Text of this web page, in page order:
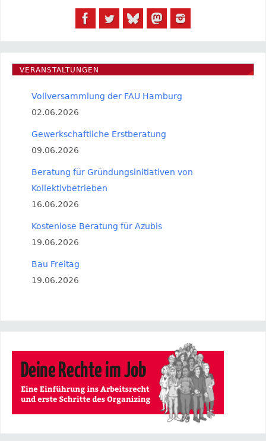
VERANSTALTUNGEN
Vollversammlung der FAU Hamburg
02.06.2026
Gewerkschaftliche Erstberatung
09.06.2026
Beratung für Gründungsinitiativen von
Kollektivbetrieben
16.06.2026
Kostenlose Beratung für Azubis
19.06.2026
Bau Freitag
19.06.2026